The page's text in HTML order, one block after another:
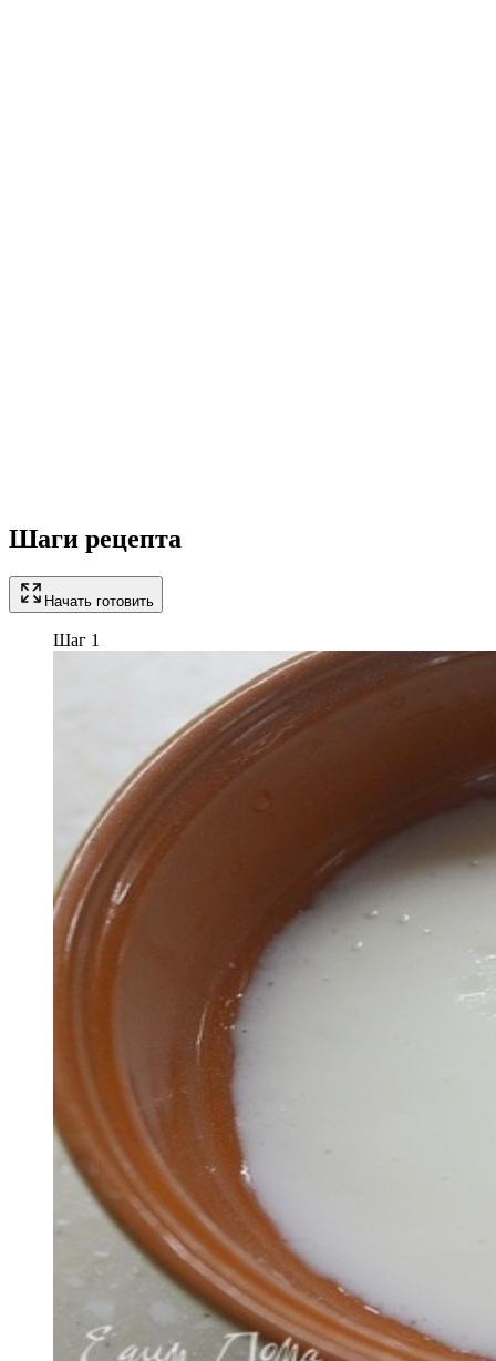
Шаги рецепта
Начать готовить
Шаг 1